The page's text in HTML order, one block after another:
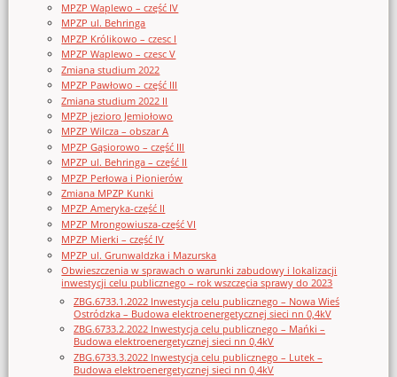
MPZP Waplewo – część IV
MPZP ul. Behringa
MPZP Królikowo – czesc I
MPZP Waplewo – czesc V
Zmiana studium 2022
MPZP Pawłowo – część III
Zmiana studium 2022 II
MPZP jezioro Jemiołowo
MPZP Wilcza – obszar A
MPZP Gąsiorowo – część III
MPZP ul. Behringa – część II
MPZP Perłowa i Pionierów
Zmiana MPZP Kunki
MPZP Ameryka-część II
MPZP Mrongowiusza-część VI
MPZP Mierki – część IV
MPZP ul. Grunwaldzka i Mazurska
Obwieszczenia w sprawach o warunki zabudowy i lokalizacji
inwestycji celu publicznego – rok wszczęcia sprawy do 2023
ZBG.6733.1.2022 Inwestycja celu publicznego – Nowa Wieś
Ostródzka – Budowa elektroenergetycznej sieci nn 0,4kV
ZBG.6733.2.2022 Inwestycja celu publicznego – Mańki –
Budowa elektroenergetycznej sieci nn 0,4kV
ZBG.6733.3.2022 Inwestycja celu publicznego – Lutek –
Budowa elektroenergetycznej sieci nn 0,4kV